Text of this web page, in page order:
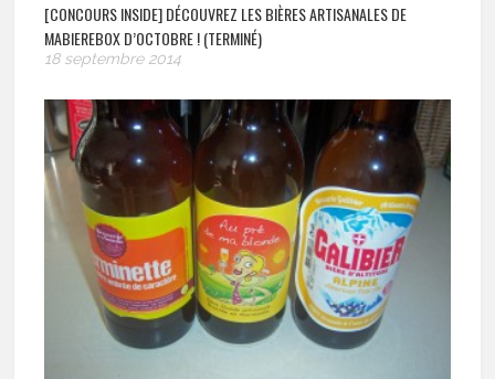
[CONCOURS INSIDE] DÉCOUVREZ LES BIÈRES ARTISANALES DE
MABIEREBOX D’OCTOBRE ! (TERMINÉ)
18 septembre 2014